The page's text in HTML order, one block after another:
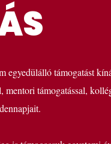
támogatást
támogatással,